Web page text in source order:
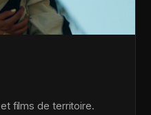
films de territoire.